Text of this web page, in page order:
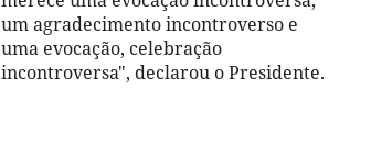
um agradecimento incontroverso e
uma evocação, celebração
incontroversa", declarou o Presidente.